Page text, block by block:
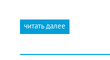
читать далее